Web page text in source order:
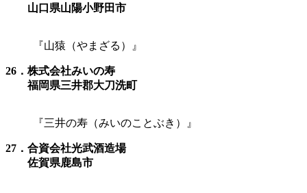
山口県山陽小野田市
『山猿（やまざる）』
26．株式会社みいの寿
福岡県三井郡大刀洗町
『三井の寿（みいのことぶき）』
27．合資会社光武酒造場
佐賀県鹿島市